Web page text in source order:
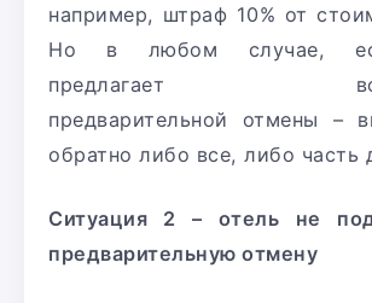
например, штраф 10% от
Но в любом случае,
предлагает
предварительной отмены –
обратно либо все, либо часть
Ситуация 2 – отель не
предварительную отмену